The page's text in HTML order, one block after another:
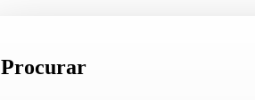
Procurar